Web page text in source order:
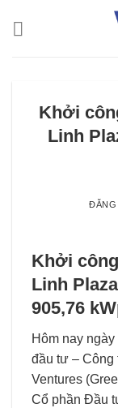
Khởi
Linh
ĐĂNG
Khởi
Linh
905,76
Hôm nay
đầu tư – Công
Ventures
Cổ phần Đầu